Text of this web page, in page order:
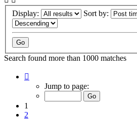
Display: Sort by:
Search found more than 1000 matches
Jump to page:
1
2